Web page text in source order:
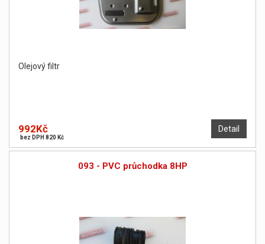
Olejový filtr
Detail
992Kč
bez DPH 820 Kč
093 - PVC průchodka 8HP